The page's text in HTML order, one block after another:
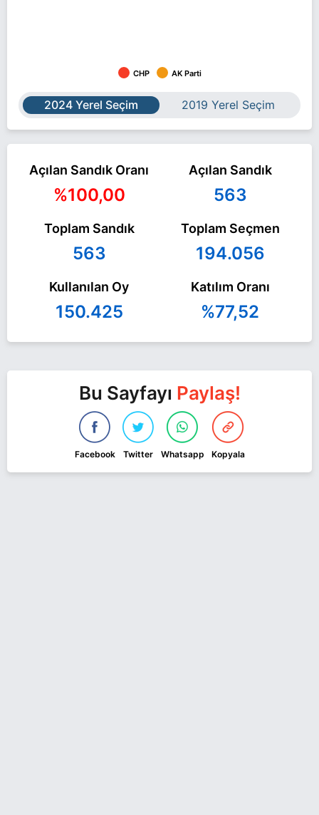
CHP AK Parti
2024 Yerel Seçim 2019 Yerel Seçim
Açılan Sandık Oranı
%100,00
Açılan Sandık
563
Toplam Sandık
563
Toplam Seçmen
194.056
Kullanılan Oy
150.425
Katılım Oranı
%77,52
Bu Sayfayı Paylaş!
Facebook Twitter Whatsapp Kopyala